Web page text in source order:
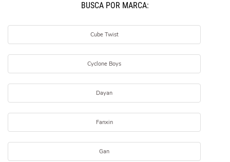
BUSCÁ POR MARCA:
Cube Twist
Cyclone Boys
Dayan
Fanxin
Gan